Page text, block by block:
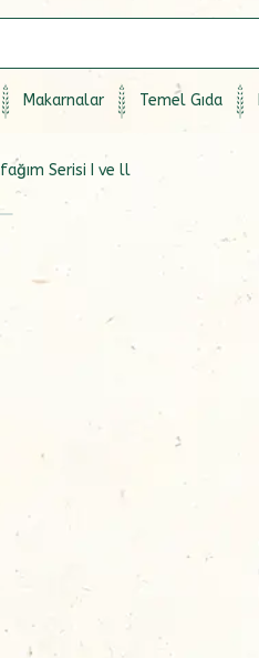
Makarnalar Temel Gıda
Serisi I ve ll